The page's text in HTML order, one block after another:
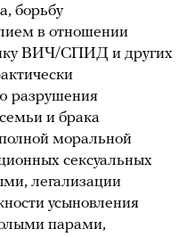
борьбу
в отношении
ВИЧ/СПИД и других
разрушения
и брака
моральной
сексуальных
легализации
усыновления
парами,